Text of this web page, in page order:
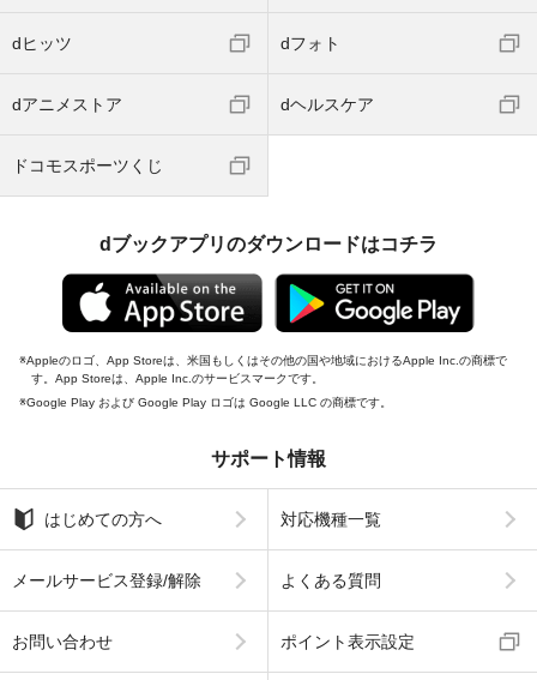
dヒッツ dフォト
dアニメストア dヘルスケア
ドコモスポーツくじ
dブックアプリのダウンロードはコチラ
Appleのロゴ、App Storeは、米国もしくはその他の国や地域におけるApple Inc.の商標で
す。App Storeは、Apple Inc.のサービスマークです。
Google Play および Google Play ロゴは Google LLC の商標です。
サポート情報
はじめての方へ 対応機種一覧
メールサービス登録/解除 よくある質問
お問い合わせ ポイント表示設定